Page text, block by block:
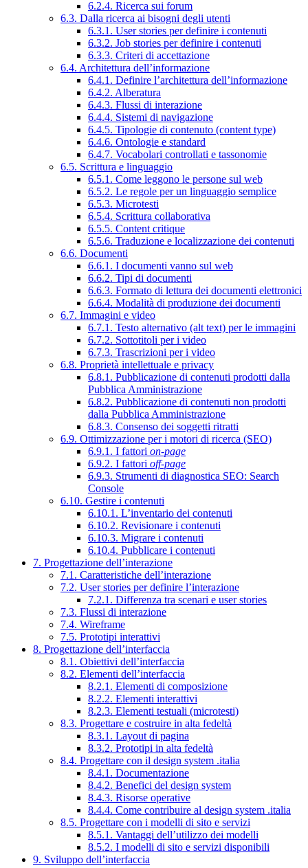
6.2.4. Ricerca sui forum
6.3. Dalla ricerca ai bisogni degli utenti
6.3.1. User stories per definire i contenuti
6.3.2. Job stories per definire i contenuti
6.3.3. Criteri di accettazione
6.4. Architettura dell’informazione
6.4.1. Definire l’architettura dell’informazione
6.4.2. Alberatura
6.4.3. Flussi di interazione
6.4.4. Sistemi di navigazione
6.4.5. Tipologie di contenuto (content type)
6.4.6. Ontologie e standard
6.4.7. Vocabolari controllati e tassonomie
6.5. Scrittura e linguaggio
6.5.1. Come leggono le persone sul web
6.5.2. Le regole per un linguaggio semplice
6.5.3. Microtesti
6.5.4. Scrittura collaborativa
6.5.5. Content critique
6.5.6. Traduzione e localizzazione dei contenuti
6.6. Documenti
6.6.1. I documenti vanno sul web
6.6.2. Tipi di documenti
6.6.3. Formato di lettura dei documenti elettronici
6.6.4. Modalità di produzione dei documenti
6.7. Immagini e video
6.7.1. Testo alternativo (alt text) per le immagini
6.7.2. Sottotitoli per i video
6.7.3. Trascrizioni per i video
6.8. Proprietà intellettuale e privacy
6.8.1. Pubblicazione di contenuti prodotti dalla
Pubblica Amministrazione
6.8.2. Pubblicazione di contenuti non prodotti
dalla Pubblica Amministrazione
6.8.3. Consenso dei soggetti ritratti
6.9. Ottimizzazione per i motori di ricerca (SEO)
6.9.1. I fattori on-page
6.9.2. I fattori off-page
6.9.3. Strumenti di diagnostica SEO: Search
Console
6.10. Gestire i contenuti
6.10.1. L’inventario dei contenuti
6.10.2. Revisionare i contenuti
6.10.3. Migrare i contenuti
6.10.4. Pubblicare i contenuti
7. Progettazione dell’interazione
7.1. Caratteristiche dell’interazione
7.2. User stories per definire l’interazione
7.2.1. Differenza tra scenari e user stories
7.3. Flussi di interazione
7.4. Wireframe
7.5. Prototipi interattivi
8. Progettazione dell’interfaccia
8.1. Obiettivi dell’interfaccia
8.2. Elementi dell’interfaccia
8.2.1. Elementi di composizione
8.2.2. Elementi interattivi
8.2.3. Elementi testuali (microtesti)
8.3. Progettare e costruire in alta fedeltà
8.3.1. Layout di pagina
8.3.2. Prototipi in alta fedeltà
8.4. Progettare con il design system .italia
8.4.1. Documentazione
8.4.2. Benefici del design system
8.4.3. Risorse operative
8.4.4. Come contribuire al design system .italia
8.5. Progettare con i modelli di sito e servizi
8.5.1. Vantaggi dell’utilizzo dei modelli
8.5.2. I modelli di sito e servizi disponibili
9. Sviluppo dell’interfaccia